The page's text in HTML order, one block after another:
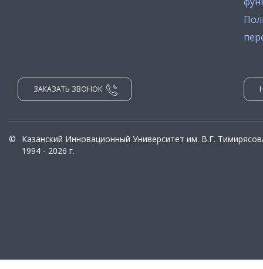
ЗАКАЗАТЬ ЗВОНОК
©
Казанский Инновационный Университет им. В.Г.
1994 - 2026 г.